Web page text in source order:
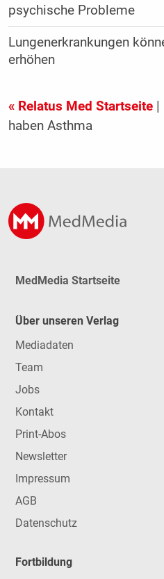
psychische Probleme
Lungenerkrankungen
erhöhen
« Relatus Med Startseite|
haben Asthma
MedMedia Startseite
Über unseren Verlag
Mediadaten
Team
Jobs
Kontakt
Print-Abos
Newsletter
Impressum
AGB
Datenschutz
Fortbildung